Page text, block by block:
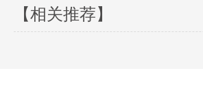
【相关推荐】